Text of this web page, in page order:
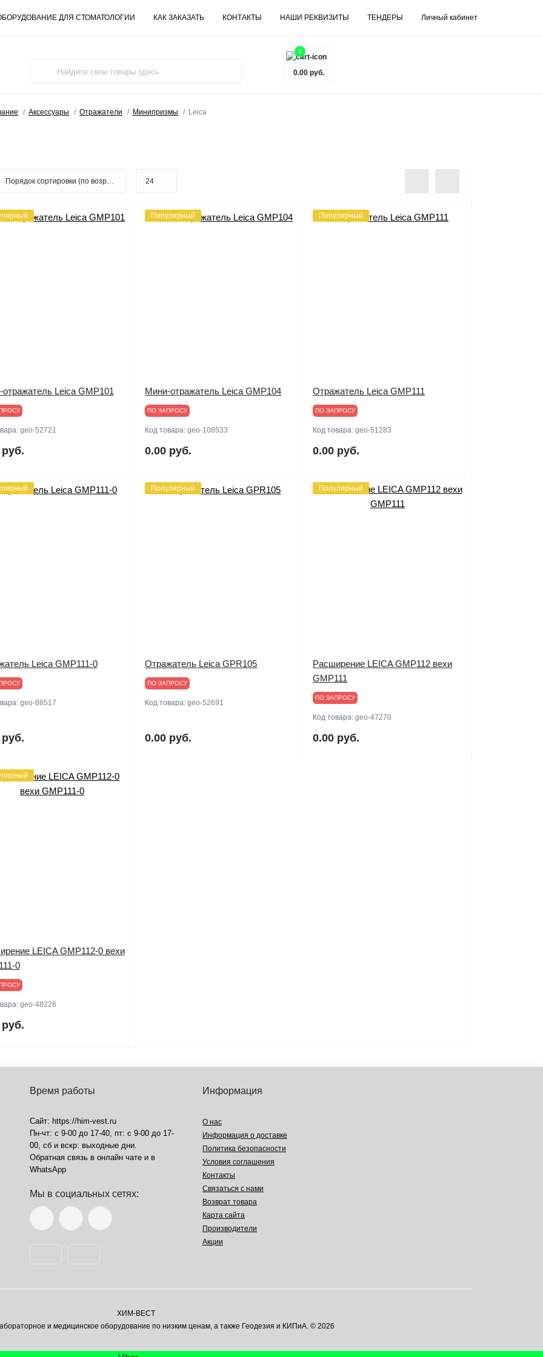
ДЛЯ СТОМАТОЛОГИИ КАК ЗАКАЗАТЬ КОНТАКТЫ НАШИ РЕКВИЗИТЫ ТЕНДЕРЫ Личный кабинет
0
0.00 руб.
Аксессуары Отражатели Минипризмы Leica
Leica GMP101
geo-52721
Популярный
Мини-отражатель Leica GMP104
ПО ЗАПРОСУ
Код товара:geo-108533
0.00 руб.
Популярный
Отражатель Leica GMP111
ПО ЗАПРОСУ
Код товара:geo-51283
0.00 руб.
Leica GMP111-0
geo-88517
Популярный
Отражатель Leica GPR105
ПО ЗАПРОСУ
Код товара:geo-52691
0.00 руб.
Популярный
Расширение LEICA GMP112 вехи
GMP111
ПО ЗАПРОСУ
Код товара:geo-47270
0.00 руб.
LEICA GMP112-0 вехи
0
geo-48226
Время работы
Сайт: https://him-vest.ru
Пн-чт: с 9-00 до 17-40, пт: с 9-00 до 17-
00, сб и вскр: выходные дни.
Обратная связь в онлайн чате и в
WhatsApp
Мы в социальных сетях:
Информация
О нас
Информация о доставке
Политика безопасности
Условия соглашения
Контакты
Связаться с нами
Возврат товара
Карта сайта
Производители
Акции
ХИМ-ВЕСТ
и медицинское оборудование по низким ценам, а также Геодезия и КИПиА. © 2026